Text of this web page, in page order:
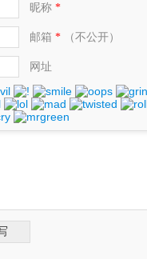
昵称*
邮箱 *（不公开）
网址